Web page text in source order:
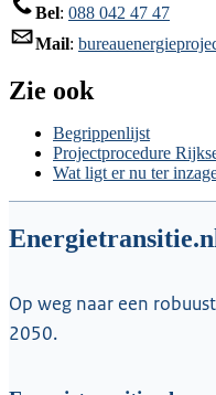
Bel: 088 042 47 47
Mail:
Zie ook
Begrippenlijst
Projectprocedure
Wat ligt er nu ter
Op weg naar een
2050.